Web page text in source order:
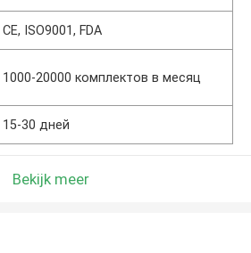
CE, ISO9001, FDA
1000-20000 комплектов в месяц
15-30 дней
Bekijk meer